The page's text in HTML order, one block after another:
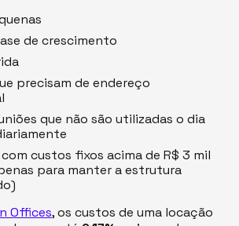
de crescimento
precisam de endereço
que não são utilizadas o dia
custos fixos acima de R$ 3 mil
para manter a estrutura
Offices, os custos de uma locação